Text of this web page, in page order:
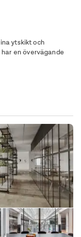
ytskikt och
en övervägande